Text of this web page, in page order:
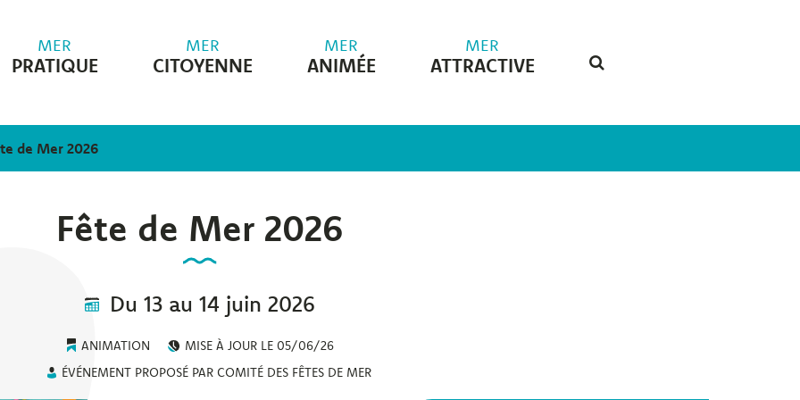
MER
PRATIQUE
MER
CITOYENNE
MER
ANIMÉE
MER
ATTRACTIVE
de Mer 2026
Fête de Mer 2026
Du 13 au 14 juin 2026
ANIMATION MISE À JOUR LE 05/06/26
ÉVÉNEMENT PROPOSÉ PAR COMITÉ DES FÊTES DE MER